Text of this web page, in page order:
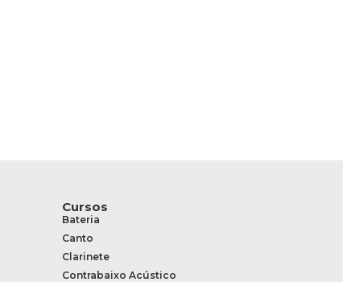
Cursos
Bateria
Canto
Clarinete
Contrabaixo Acústico